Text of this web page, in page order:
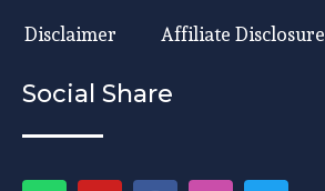
Disclaimer
Affiliate Disclosure
Social Share